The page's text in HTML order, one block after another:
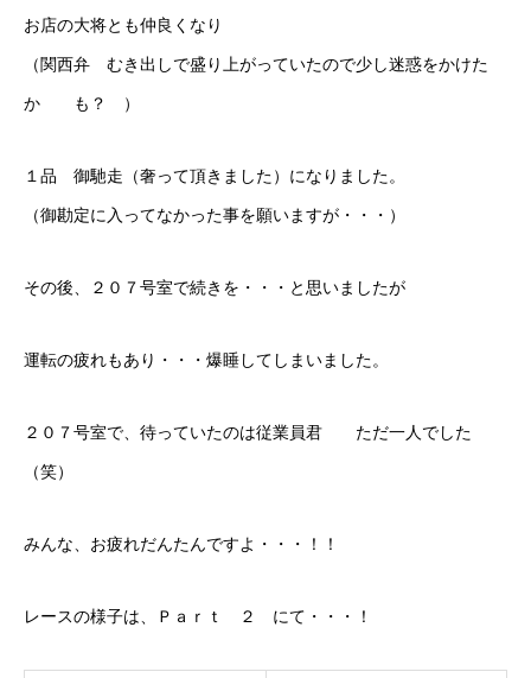
お店の大将とも仲良くなり
（関西弁 むき出しで盛り上がっていたので少し迷惑をかけた
か も？ ）
１品 御馳走（奢って頂きました）になりました。
（御勘定に入ってなかった事を願いますが・・・）
その後、２０７号室で続きを・・・と思いましたが
運転の疲れもあり・・・爆睡してしまいました。
２０７号室で、待っていたのは従業員君 ただ一人でした
（笑）
みんな、お疲れだんたんですよ・・・！！
レースの様子は、Ｐａｒｔ ２ にて・・・！